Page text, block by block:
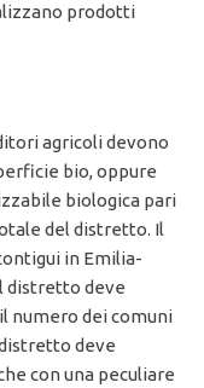
prodotti
agricoli devono
bio, oppure
biologica pari
del distretto. Il
in Emilia-
distretto deve
numero dei comuni
deve
con una peculiare